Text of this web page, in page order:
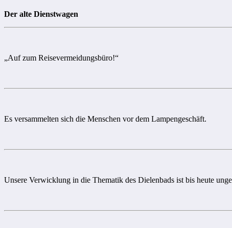
Der alte Dienstwagen
„Auf zum Reisevermeidungsbüro!“
Es versammelten sich die Menschen vor dem Lampengeschäft.
Unsere Verwicklung in die Thematik des Dielenbads ist bis heute